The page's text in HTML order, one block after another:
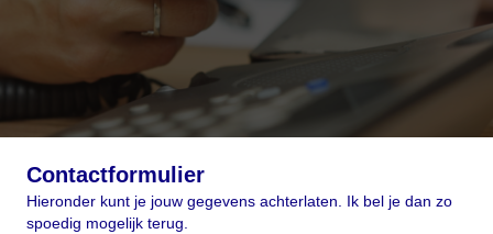
Contactformulier
Hieronder kunt je jouw gegevens achterlaten. Ik bel je dan zo
spoedig mogelijk terug.